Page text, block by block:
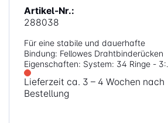
Artikel-Nr.:
288038
Für eine stabile und dauerhafte
Bindung: Fellowes Drahtbinderücken
Eigenschaften: System: 34 Ringe - 3:1
Teilung Durchmesser: 6 mm Format:
DIN A4 Bindekapazität: 35 Blatt
Lieferzeit ca. 3 – 4 Wochen nach
Bestellung